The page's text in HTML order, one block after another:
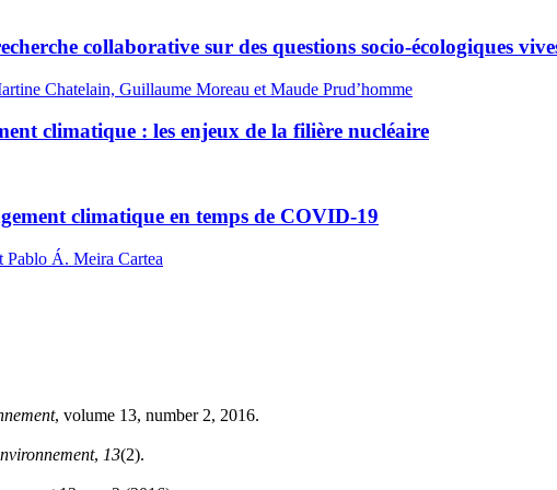
collaborative sur des questions socio-écologiques
Chatelain, Guillaume Moreau et Maude Prud’homme
climatique : les enjeux de la filière nucléaire
climatique en temps de COVID-19
Pablo Á. Meira Cartea
, volume 13, number 2, 2016.
, 13(2).